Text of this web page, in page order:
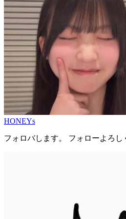
HONEYs
フォロバします。 フォローよろし